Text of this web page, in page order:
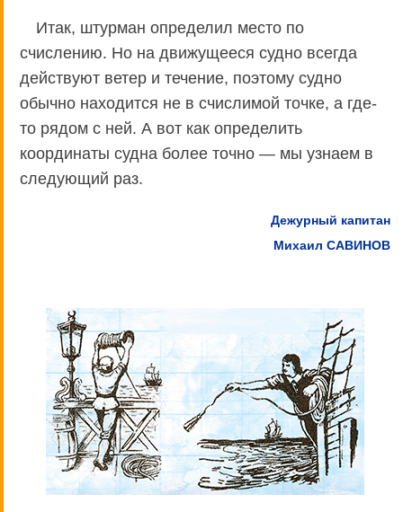
Итак, штурман определил место по
счислению. Но на движущееся судно всегда
действуют ветер и течение, поэтому судно
обычно находится не в счислимой точке, а где-
то рядом с ней. А вот как определить
координаты судна более точно — мы узнаем в
следующий раз.
Дежурный капитан
Михаил САВИНОВ